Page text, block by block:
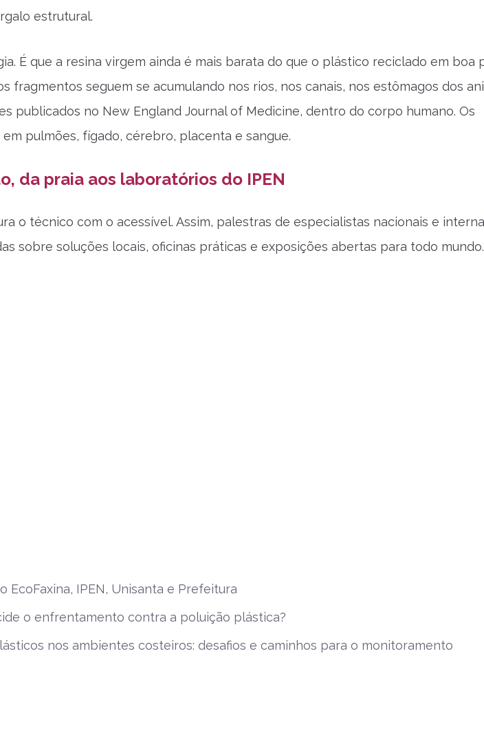
estrutural.
É que a resina virgem ainda é mais barata do que o plástico reciclado em boa
fragmentos seguem se acumulando nos rios, nos canais, nos estômagos dos
publicados no New England Journal of Medicine, dentro do corpo humano. Os
pulmões, fígado, cérebro, placenta e sangue.
da praia aos laboratórios do IPEN
o técnico com o acessível. Assim, palestras de especialistas nacionais e
sobre soluções locais, oficinas práticas e exposições abertas para todo mundo.
IPEN, Unisanta e Prefeitura
o enfrentamento contra a poluição plástica?
nos ambientes costeiros: desafios e caminhos para o monitoramento